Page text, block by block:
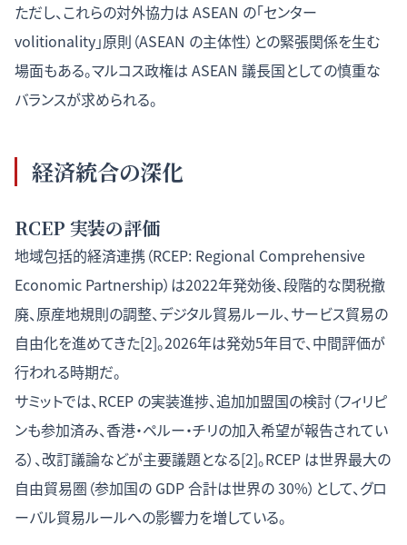
ただし、これらの対外協力は ASEAN の「センター
volitionality」原則（ASEAN の主体性）との緊張関係を生む
場面もある。マルコス政権は ASEAN 議長国としての慎重な
バランスが求められる。
経済統合の深化
RCEP 実装の評価
地域包括的経済連携（RCEP: Regional Comprehensive
Economic Partnership）は2022年発効後、段階的な関税撤
廃、原産地規則の調整、デジタル貿易ルール、サービス貿易の
自由化を進めてきた[2]。2026年は発効5年目で、中間評価が
行われる時期だ。
サミットでは、RCEP の実装進捗、追加加盟国の検討（フィリピ
ンも参加済み、香港・ペルー・チリの加入希望が報告されてい
る）、改訂議論などが主要議題となる[2]。RCEP は世界最大の
自由貿易圏（参加国の GDP 合計は世界の 30%）として、グロ
ーバル貿易ルールへの影響力を増している。